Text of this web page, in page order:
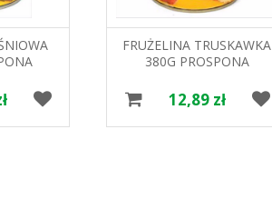
FRUŻELINA TRUSKAWKA
380G PROSPONA
12,89 zł